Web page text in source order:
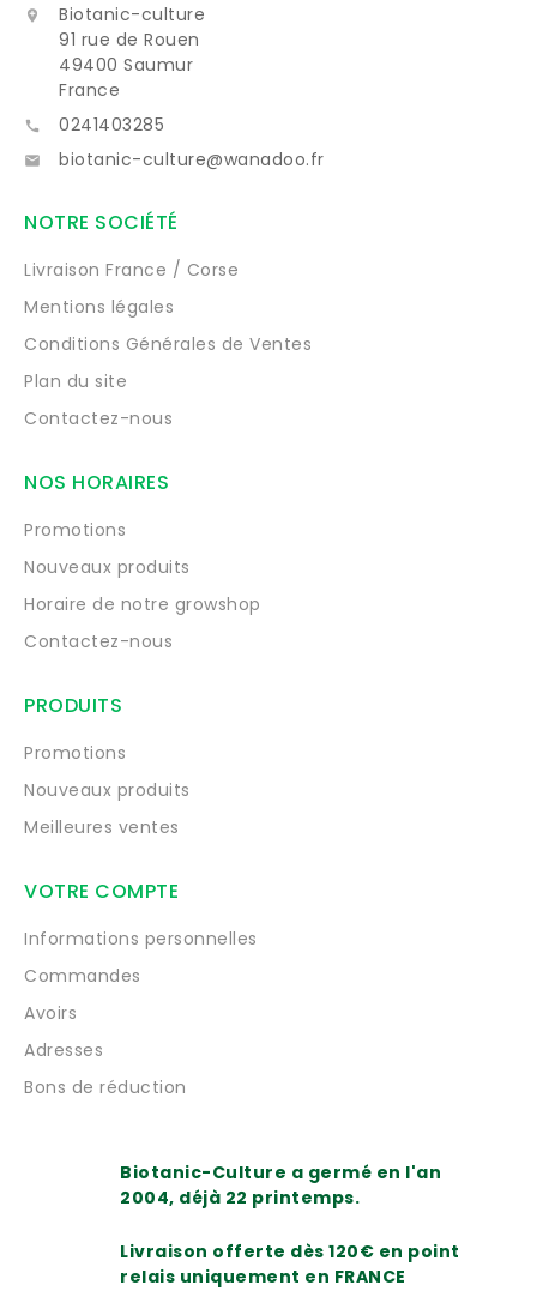

Biotanic-culture
91 rue de Rouen
49400 Saumur
France
 0241403285
 biotanic-culture@wanadoo.fr
NOTRE SOCIÉTÉ
Livraison France / Corse
Mentions légales
Conditions Générales de Ventes
Plan du site
Contactez-nous
NOS HORAIRES
Promotions
Nouveaux produits
Horaire de notre growshop
Contactez-nous
PRODUITS
Promotions
Nouveaux produits
Meilleures ventes
VOTRE COMPTE
Informations personnelles
Commandes
Avoirs
Adresses
Bons de réduction
Biotanic-Culture a germé en l'an
2004, déjà 22 printemps.
Livraison offerte dès 120€ en point
relais uniquement en FRANCE